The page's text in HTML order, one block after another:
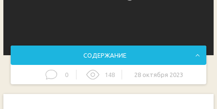
СОДЕРЖАНИЕ
0 148 28 октября 2023